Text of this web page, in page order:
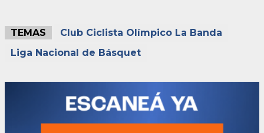
TEMAS
Club Ciclista Olímpico La Banda
Liga Nacional de Básquet